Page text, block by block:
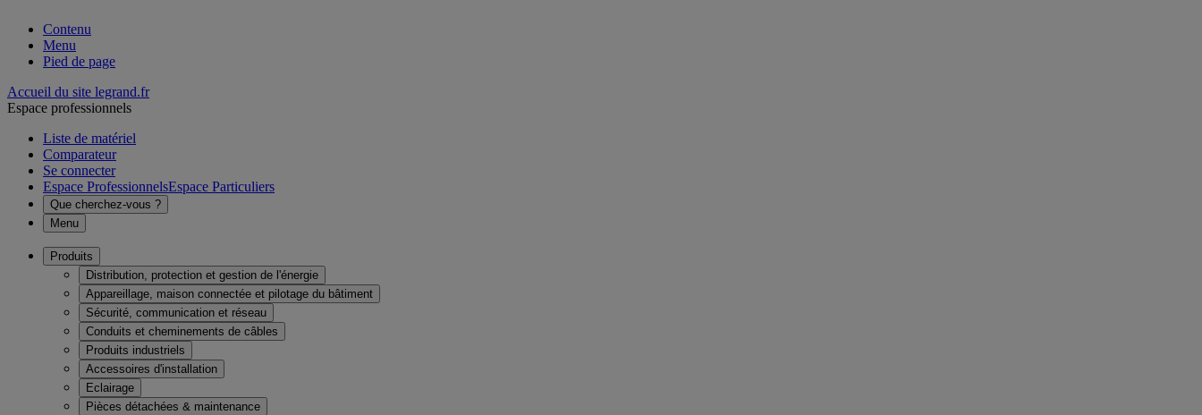
Contenu
Menu
Pied de page
Accueil du site legrand.fr
Espace professionnels
Liste de matériel
Comparateur
Se connecter
Espace ProfessionnelsEspace Particuliers
Que cherchez-vous ?
Menu
Produits
Distribution, protection et gestion de l'énergie
Appareillage, maison connectée et pilotage du bâtiment
Sécurité, communication et réseau
Conduits et cheminements de câbles
Produits industriels
Accessoires d'installation
Eclairage
Pièces détachées & maintenance